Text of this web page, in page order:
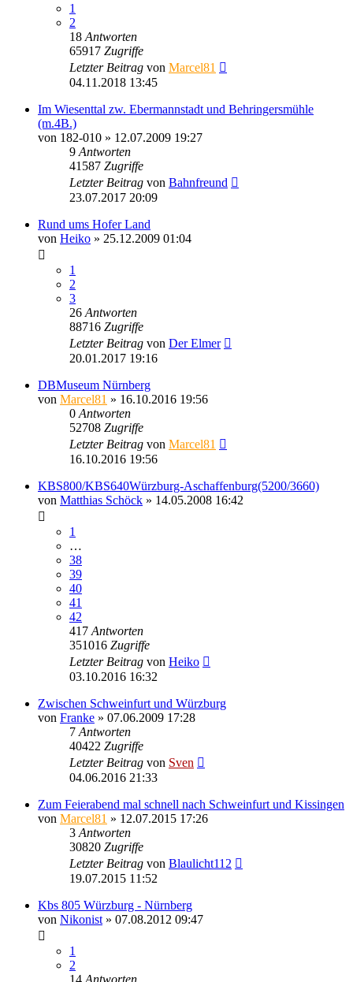
1
2
18 Antworten
65917 Zugriffe
Letzter Beitrag von Marcel81
04.11.2018 13:45
Im Wiesenttal zw. Ebermannstadt und Behringersmühle
(m.4B.)
von 182-010 » 12.07.2009 19:27
9 Antworten
41587 Zugriffe
Letzter Beitrag von Bahnfreund
23.07.2017 20:09
Rund ums Hofer Land
von Heiko » 25.12.2009 01:04
1
2
3
26 Antworten
88716 Zugriffe
Letzter Beitrag von Der Elmer
20.01.2017 19:16
DBMuseum Nürnberg
von Marcel81 » 16.10.2016 19:56
0 Antworten
52708 Zugriffe
Letzter Beitrag von Marcel81
16.10.2016 19:56
KBS800/KBS640Würzburg-Aschaffenburg(5200/3660)
von Matthias Schöck » 14.05.2008 16:42
1
…
38
39
40
41
42
417 Antworten
351016 Zugriffe
Letzter Beitrag von Heiko
03.10.2016 16:32
Zwischen Schweinfurt und Würzburg
von Franke » 07.06.2009 17:28
7 Antworten
40422 Zugriffe
Letzter Beitrag von Sven
04.06.2016 21:33
Zum Feierabend mal schnell nach Schweinfurt und Kissingen
von Marcel81 » 12.07.2015 17:26
3 Antworten
30820 Zugriffe
Letzter Beitrag von Blaulicht112
19.07.2015 11:52
Kbs 805 Würzburg - Nürnberg
von Nikonist » 07.08.2012 09:47
1
2
14 Antworten